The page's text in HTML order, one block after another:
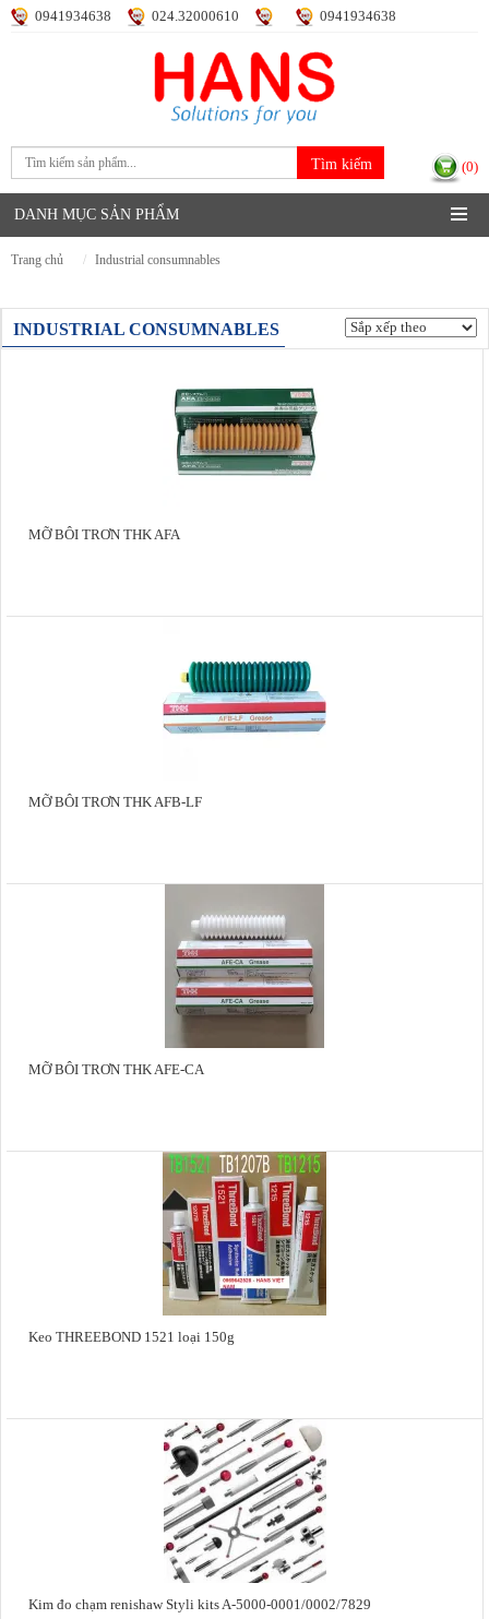
0941934638 024.32000610 0941934638
(0)
DANH MỤC SẢN PHẨM
trang chủ industrial consumnables
INDUSTRIAL CONSUMNABLES
MỠ BÔI TRƠN THK AFA
MỠ BÔI TRƠN THK AFB-LF
MỠ BÔI TRƠN THK AFE-CA
Keo THREEBOND 1521 loại 150g
Kim đo chạm renishaw Styli kits A-5000-0001/0002/7829